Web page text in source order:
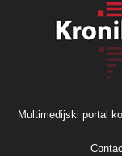
Multimedijski portal